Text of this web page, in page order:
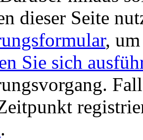
dieser Seite
,
Sie sich
.